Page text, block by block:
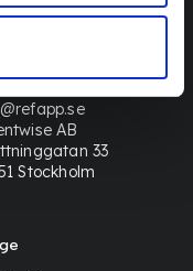
AB
33
Stockholm